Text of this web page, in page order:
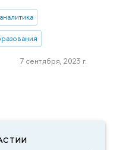
7 сентября, 2023 г.